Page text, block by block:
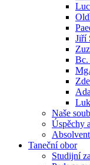
Jiří
Bc.
Naše
Úspěchy
Taneční obor
Studijní